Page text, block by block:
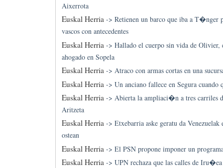
Aixerrota
Euskal Herria-> Retienen un barco que iba a T�nger
vascos con antecedentes
Euskal Herria -> Hallado el cuerpo sin vida de
ahogado en Sopela
Euskal Herria-> Atraco con armas cortas en una
Euskal Herria -> Un anciano fallece en Segura cuando
Euskal Herria-> Abierta la ampliaci�n a tres carriles
Aritzeta
Euskal Herria-> Etxebarria aske geratu da Venezuelak
ostean
Euskal Herria -> El PSN propone imponer un
Euskal Herria-> UPN rechaza que las calles de